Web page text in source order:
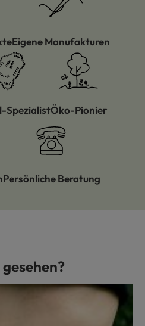
Eigene Manufakturen
SpezialistÖko-Pionier
Persönliche Beratung